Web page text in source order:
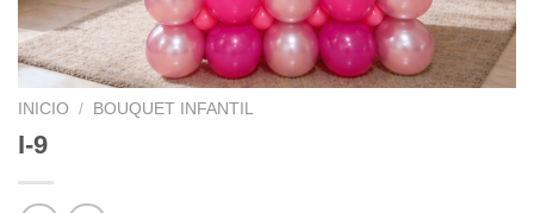
INICIO / BOUQUET INFANTIL
I-9